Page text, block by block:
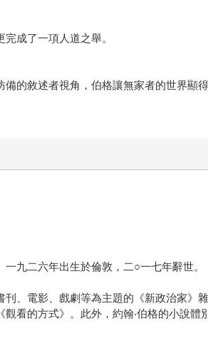
成了一項人道之舉。
的敘述者視角，伯格讓無家者的世界顯得
九二六年出生於倫敦，二○一七年辭世。
、電影、戲劇等為主題的《新政治家
看的方式》。此外，約翰‧伯格的小說體